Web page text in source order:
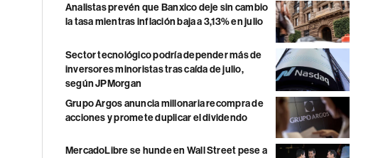
Analistas prevén que Banxico deje sin cambio
la tasa mientras inflación baja a 3,13% en julio
Sector tecnológico podría depender más de
inversores minoristas tras caída de julio,
según JPMorgan
Grupo Argos anuncia millonaria recompra de
acciones y promete duplicar el dividendo
MercadoLibre se hunde en Wall Street pese a